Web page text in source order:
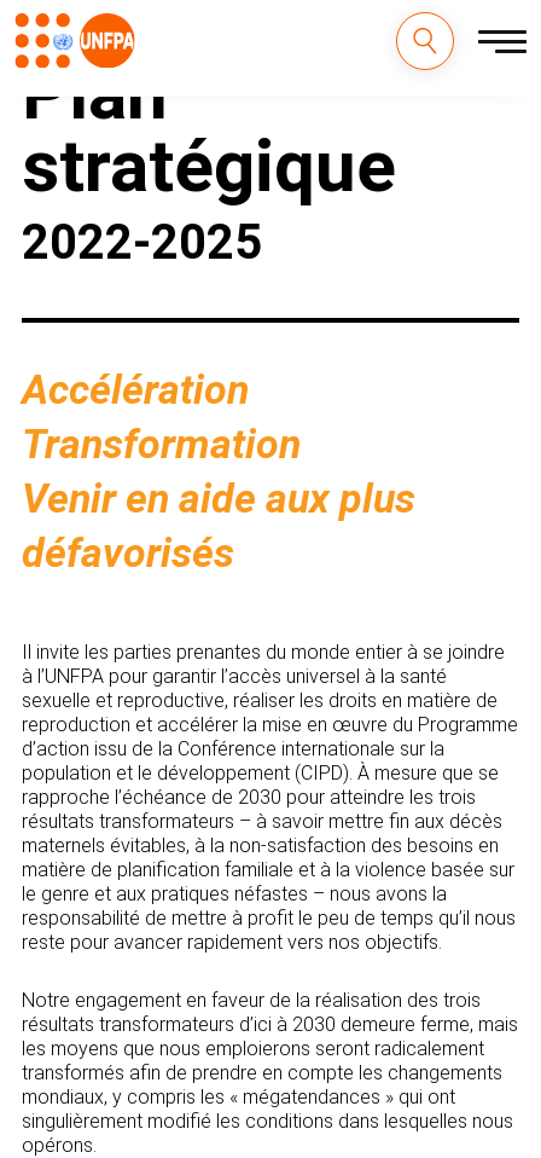
Aller
au
contenu
M
v
Plan
stratégique
2022-2025
Accélération
Transformation
Venir en aide aux plus
défavorisés
Il invite les parties prenantes du monde entier à se joindre
à l’UNFPA pour garantir l’accès universel à la santé
sexuelle et reproductive, réaliser les droits en matière de
reproduction et accélérer la mise en œuvre du Programme
d’action issu de la Conférence internationale sur la
population et le développement (CIPD). À mesure que se
rapproche l’échéance de 2030 pour atteindre les trois
résultats transformateurs – à savoir mettre fin aux décès
maternels évitables, à la non-satisfaction des besoins en
matière de planification familiale et à la violence basée sur
le genre et aux pratiques néfastes – nous avons la
responsabilité de mettre à profit le peu de temps qu’il nous
reste pour avancer rapidement vers nos objectifs.
Notre engagement en faveur de la réalisation des trois
résultats transformateurs d’ici à 2030 demeure ferme, mais
les moyens que nous emploierons seront radicalement
transformés afin de prendre en compte les changements
mondiaux, y compris les « mégatendances » qui ont
singulièrement modifié les conditions dans lesquelles nous
opérons.